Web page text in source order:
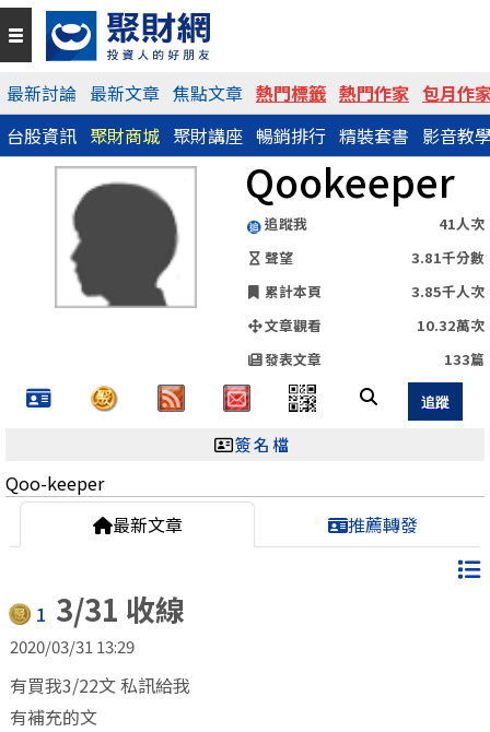
最新討論 最新文章 焦點文章 熱門標籤 熱門作家 包月作
台股資訊 聚財商城 聚財講座 暢銷排行 精裝套書 影音教
Qookeeper
追蹤我
41人次
聲望
3.81千分數
累計本頁
3.85千人次
文章觀看
10.32萬次
發表文章
133篇
QR Code
https://www.wearn.com/blog.asp?id=144245
分享網址
簽名檔
Qoo-keeper
最新文章
推薦轉發
1 3/31 收線
2020/03/31 13:29
有買我3/22文 私訊給我
有補充的文